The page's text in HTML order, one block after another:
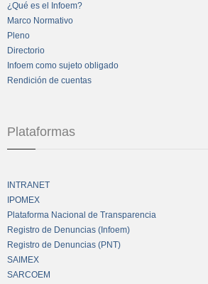
¿Qué es el Infoem?
Marco Normativo
Pleno
Directorio
Infoem como sujeto obligado
Rendición de cuentas
Plataformas
INTRANET
IPOMEX
Plataforma Nacional de Transparencia
Registro de Denuncias (Infoem)
Registro de Denuncias (PNT)
SAIMEX
SARCOEM